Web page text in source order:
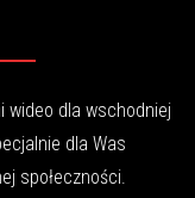
wideo dla wschodniej
dla Was
społeczności.